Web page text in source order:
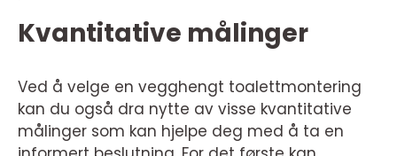
Kvantitative målinger
Ved å velge en vegghengt toalettmontering
kan du også dra nytte av visse kvantitative
målinger som kan hjelpe deg med å ta en